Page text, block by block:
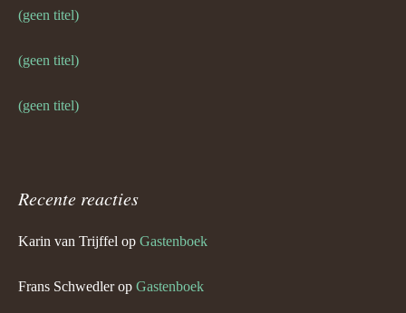
(geen titel)
(geen titel)
(geen titel)
Recente reacties
Karin van Trijffel op Gastenboek
Frans Schwedlerop Gastenboek